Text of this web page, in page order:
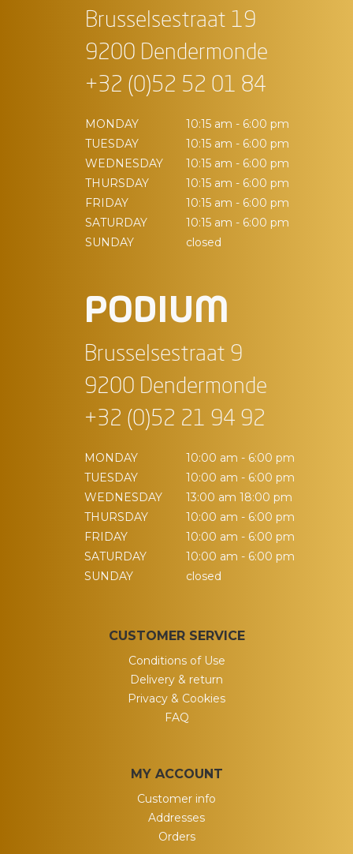
Brusselsestraat 19
9200 Dendermonde
+32 (0)52 52 01 84
MONDAY
10:15 am - 6:00 pm
TUESDAY
10:15 am - 6:00 pm
WEDNESDAY
10:15 am - 6:00 pm
THURSDAY
10:15 am - 6:00 pm
FRIDAY
10:15 am - 6:00 pm
SATURDAY
10:15 am - 6:00 pm
SUNDAY
closed
PODIUM
Brusselsestraat 9
9200 Dendermonde
+32 (0)52 21 94 92
MONDAY
10:00 am - 6:00 pm
TUESDAY
10:00 am - 6:00 pm
WEDNESDAY
13:00 am 18:00 pm
THURSDAY
10:00 am - 6:00 pm
FRIDAY
10:00 am - 6:00 pm
SATURDAY
10:00 am - 6:00 pm
SUNDAY
closed
CUSTOMER SERVICE
Conditions of Use
Delivery & return
Privacy & Cookies
FAQ
MY ACCOUNT
Customer info
Addresses
Orders